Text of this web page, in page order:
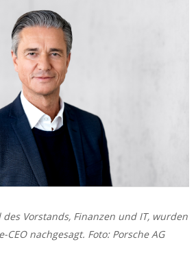
Vorstands, Finanzen und IT, wurden
nachgesagt. Foto: Porsche AG